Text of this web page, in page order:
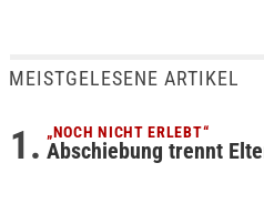
MEISTGELESENE ARTIKEL
„NOCH NICHT ERLEBT“
Abschiebung trennt